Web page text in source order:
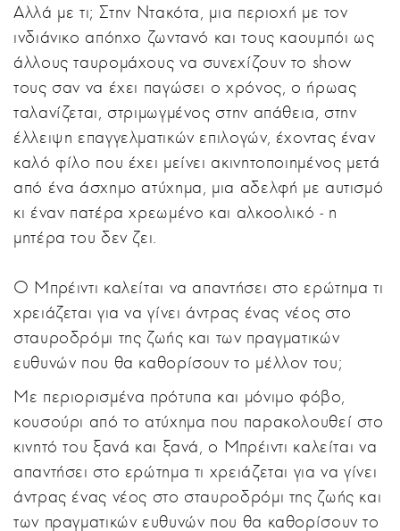
Αλλά με τι; Στην Ντακότα, μια περιοχή με τον
ινδιάνικο απόηχο ζωντανό και τους καουμπόι ως
άλλους ταυρομάχους να συνεχίζουν το show
τους σαν να έχει παγώσει ο χρόνος, ο ήρωας
ταλανίζεται, στριμωγμένος στην απάθεια, στην
έλλειψη επαγγελματικών επιλογών, έχοντας έναν
καλό φίλο που έχει μείνει ακινητοποιημένος μετά
από ένα άσχημο ατύχημα, μια αδελφή με αυτισμό
κι έναν πατέρα χρεωμένο και αλκοολικό ‒ η
μητέρα του δεν ζει.
Ο Μπρέιντι καλείται να απαντήσει στο ερώτημα τι
χρειάζεται για να γίνει άντρας ένας νέος στο
σταυροδρόμι της ζωής και των πραγματικών
ευθυνών που θα καθορίσουν το μέλλον του;
Με περιορισμένα πρότυπα και μόνιμο φόβο,
κουσούρι από το ατύχημα που παρακολουθεί στο
κινητό του ξανά και ξανά, ο Μπρέιντι καλείται να
απαντήσει στο ερώτημα τι χρειάζεται για να γίνει
άντρας ένας νέος στο σταυροδρόμι της ζωής και
των πραγματικών ευθυνών που θα καθορίσουν το